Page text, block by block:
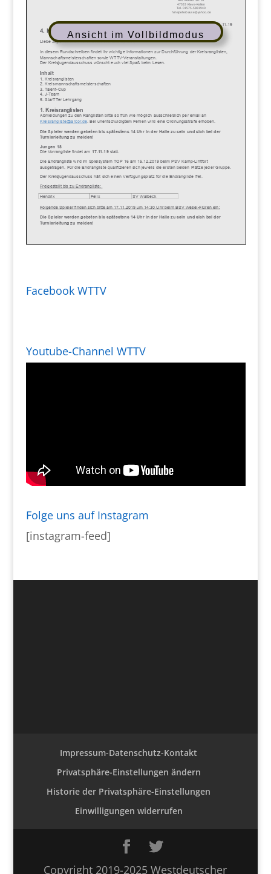
Ansicht im Vollbildmodus
Facebook WTTV
Youtube-Channel WTTV
Folge uns auf Instagram
[instagram-feed]
Impressum-Datenschutz-Kontakt
Privatsphäre-Einstellungen ändern
Historie der Privatsphäre-Einstellungen
Einwilligungen widerrufen
Copyright 2019-2025 Westdeutscher